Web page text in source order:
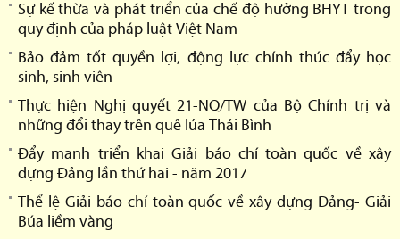
Sự kế thừa và phát triển của chế độ hưởng BHYT trong
quy định của pháp luật Việt Nam
Bảo đảm tốt quyền lợi, động lực chính thúc đẩy học
sinh, sinh viên
Thực hiện Nghị quyết 21-NQ/TW của Bộ Chính trị và
những đổi thay trên quê lúa Thái Bình
Đẩy mạnh triển khai Giải báo chí toàn quốc về xây
dựng Đảng lần thứ hai - năm 2017
Thể lệ Giải báo chí toàn quốc về xây dựng Đảng- Giải
Búa liềm vàng